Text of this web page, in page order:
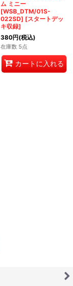
ム ミニー
[WSB_DTM/01S-
022SD] [スタートデッ
キ収録]
380円(税込)
在庫数 5点
カートに入れる